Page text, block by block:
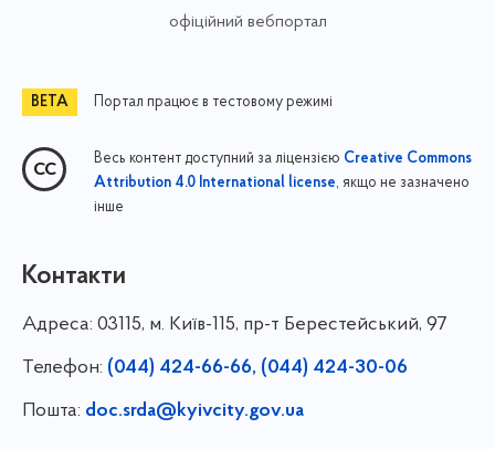
офіційний вебпортал
Портал працює в тестовому режимі
Весь контент доступний за ліцензією Creative Commons
Attribution 4.0 International license, якщо не зазначено
інше
Контакти
Адреса: 03115, м. Київ-115, пр-т Берестейський, 97
Телефон: (044) 424-66-66, (044) 424-30-06
Пошта: doc.srda@kyivcity.gov.ua